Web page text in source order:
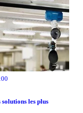
les plus